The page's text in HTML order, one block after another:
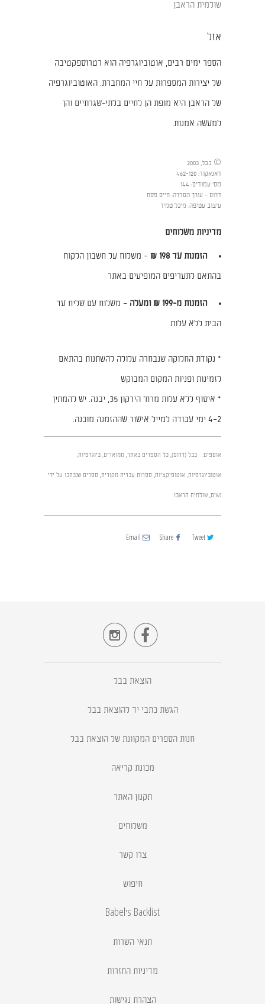
שולמית הראבן
אזל
הספר ימים רבים, אוטוביוגרפיה הוא רטרוספקטיבה
של יצירות המספרות על חיי המחברת. האוטוביוגרפיה
של הראבן היא מופת הן לחיים בלתי-שגרתיים והן
למעשה אמנות.
© בבל, 2003
דאנאקוד:
462-120
מס' עמודים:
144
דרום - עורך הסדרה: חיים פסח
עיצוב עטיפה: מיכל טמיר
מדיניות משלוחים
הזמנות עד 198 ₪
– משלוח על חשבון הלקוח
בהתאם לתעריפים המופיעים באתר
הזמנות מ-199 ₪ ומעלה
– משלוח עם שליח עד
הבית ללא עלות
* נקודת החלוקה שנבחרה עלולה להשתנות בהתאם
לזמינות ופניות המקום המבוקש
* איסוף ללא עלות מרח׳ הירקון 35, יבנה. יש להמתין
2–4 ימי עבודה למייל אישור שההזמנה מוכנה.
אוספים: בבל (דרום), כל הספרים באתר, ממוארים, ביוגרפיות,
אוטוביוגרפיות, אוטופיקציות, ספרות עברית מקורית, ספרים שנכתבו על ידי
נשים, שולמית הראבן
Tweet
Share
Email


הוצאת בבל
הגשת כתבי יד להוצאת בבל
חנות הספרים המקוונת של הוצאת בבל
מכונת קריאה
תקנון האתר
משלוחים
צרו קשר
חיפוש
Babel's Backlist
תנאי השרות
מדיניות החזרות
הצהרת נגישות